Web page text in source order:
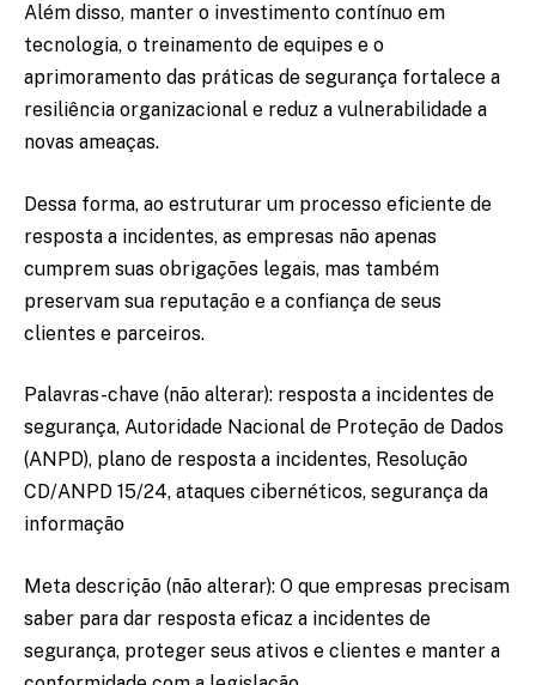
Além disso, manter o investimento contínuo em
tecnologia, o treinamento de equipes e o
aprimoramento das práticas de segurança fortalece a
resiliência organizacional e reduz a vulnerabilidade a
novas ameaças.
Dessa forma, ao estruturar um processo eficiente de
resposta a incidentes, as empresas não apenas
cumprem suas obrigações legais, mas também
preservam sua reputação e a confiança de seus
clientes e parceiros.
Palavras-chave (não alterar): resposta a incidentes de
segurança, Autoridade Nacional de Proteção de Dados
(ANPD), plano de resposta a incidentes, Resolução
CD/ANPD 15/24, ataques cibernéticos, segurança da
informação
Meta descrição (não alterar): O que empresas precisam
saber para dar resposta eficaz a incidentes de
segurança, proteger seus ativos e clientes e manter a